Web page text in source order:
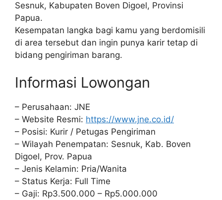
Sesnuk, Kabupaten Boven Digoel, Provinsi
Papua.
Kesempatan langka bagi kamu yang berdomisili
di area tersebut dan ingin punya karir tetap di
bidang pengiriman barang.
Informasi Lowongan
– Perusahaan: JNE
– Website Resmi: https://www.jne.co.id/
– Posisi: Kurir / Petugas Pengiriman
– Wilayah Penempatan: Sesnuk, Kab. Boven
Digoel, Prov. Papua
– Jenis Kelamin: Pria/Wanita
– Status Kerja: Full Time
– Gaji: Rp3.500.000 – Rp5.000.000